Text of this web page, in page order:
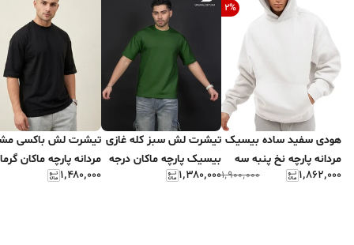
2%
هودی سفید ساده بیسیک
مردانه پارچه نخ پنبه سه
نخ اعلا
۱٬۸۶۲٬۰۰۰ ۱٬۹۰۰٬۰۰۰
تیشرت لش سبز کله غازی
بیسیک پارچه ماکان درجه
یک | کد G2
۱٬۳۸۰٬۰۰۰
تیشرت لش باکسی
مردانه پارچه ماکان
بالا
۱٬۴۸۰٬۰۰۰